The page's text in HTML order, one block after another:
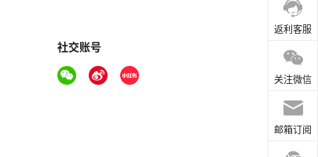
返利客服
关注微信
邮箱订阅
社交账号